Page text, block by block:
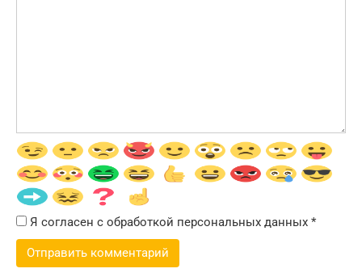
Я согласен с обработкой персональных данных *